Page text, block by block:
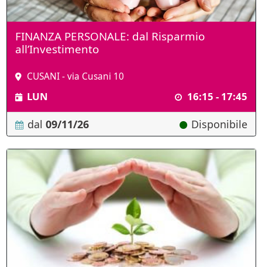
FINANZA PERSONALE: dal Risparmio
all’Investimento
CUSANI - via Cusani 10
LUN 16:15 - 17:45
dal 09/11/26 Disponibile